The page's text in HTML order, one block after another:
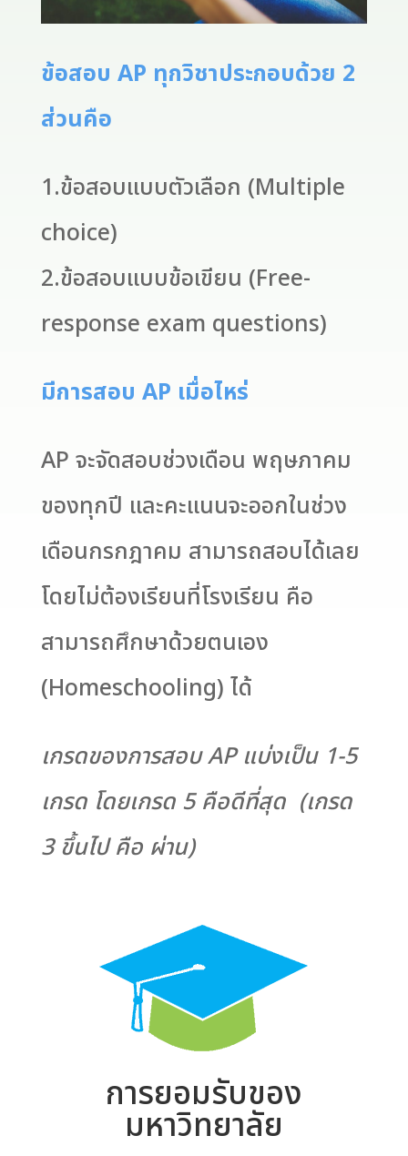
ข้อสอบ AP ทุกวิชาประกอบด้วย 2
ส่วนคือ
1.ข้อสอบแบบตัวเลือก (Multiple
choice)
2.ข้อสอบแบบข้อเขียน (Free-
response exam questions)
มีการสอบ AP เมื่อไหร่
AP จะจัดสอบช่วงเดือน พฤษภาคม
ของทุกปี และคะแนนจะออกในช่วง
เดือนกรกฎาคม สามารถสอบได้เลย
โดยไม่ต้องเรียนที่โรงเรียน คือ
สามารถศึกษาด้วยตนเอง
(Homeschooling) ได้
เกรดของการสอบ AP แบ่งเป็น 1-5
เกรด โดยเกรด 5 คือดีที่สุด (เกรด
3 ขึ้นไป คือ ผ่าน)
การยอมรับของ
มหาวิทยาลัย